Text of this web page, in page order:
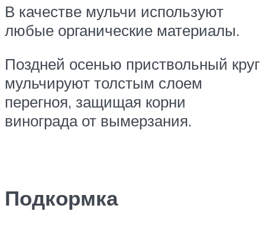
В качестве мульчи используют
любые органические материалы.
Поздней осенью приствольный круг
мульчируют толстым слоем
перегноя, защищая корни
винограда от вымерзания.
Подкормка